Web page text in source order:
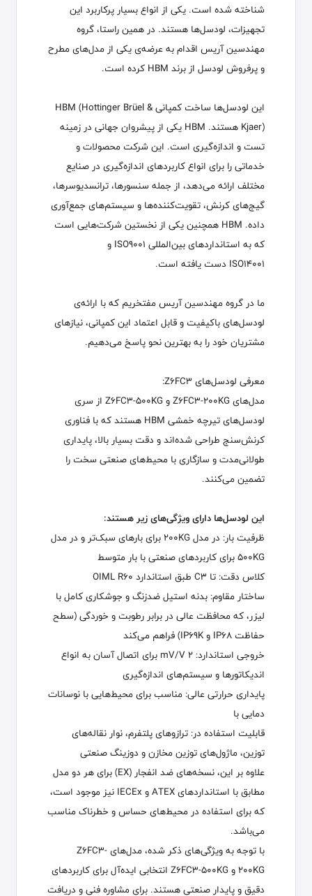
شناخته شده است. یکی از انواع بسیار پرکاربرد این
تجهیزات، لودسل‌ها هستند. در همین راستا، گروه
مهندسین آریس اقدام به عرضه‌ی یکی از مدل‌های مطرح
و پرفروش لودسل از برند HBM کرده است.
این لودسل‌ها ساخت کمپانی HBM (Hottinger Brüel &
Kjaer) هستند. HBM یکی از پیشروان جهانی در زمینه
تست و اندازه‌گیری است. این شرکت محصولات و
خدماتی را برای انواع کاربردهای اندازه‌گیری در صنایع
مختلف ارائه می‌دهد، از جمله سنسورها، ترانسدیوسرها،
گیج‌های کرنش، تقویت‌کننده‌ها و سیستم‌های جمع‌آوری
داده. HBM همچنین یکی از نخستین شرکت‌هایی است
که به استانداردهای بین‌المللی ISO9001 و
ISO14001 دست یافته است.
ما در گروه مهندسین آریس مفتخریم که با ارائه‌ی
لودسل‌های باکیفیت و قابل اعتماد این کمپانی، نیازهای
مشتریان خود را به بهترین نحو پاسخ می‌دهیم.
معرفی لودسل‌های Z6FC3:
مدل‌های Z6FC3-200KG و Z6FC3-500KG از سری
لودسل‌های تیرچه خمشی HBM هستند که با فناوری
کرنش‌سنج طراحی شده‌اند و دقت بسیار بالا، پایداری
طولانی‌مدت و سازگاری با محیط‌های صنعتی سخت را
تضمین می‌کنند.
این لودسل‌ها دارای ویژگی‌های زیر هستند:
ظرفیت بار: در مدل 200KG برای بارهای سبک‌تر و در مدل
500KG برای کاربردهای صنعتی با بار متوسط
کلاس دقت: تا C3 طبق استاندارد OIML R60
ساختار مقاوم: بدنه استیل ضدزنگ و جوشکاری کامل با
لیزر، که محافظت عالی در برابر رطوبت و خوردگی (سطح
حفاظت IP68 و IP69K) فراهم می‌کند
خروجی استاندارد: 2 mV/V برای اتصال آسان به انواع
اندیکاتورها و سیستم‌های اندازه‌گیری
پایداری حرارتی عالی: مناسب برای محیط‌هایی با نوسانات
دمایی با
قابلیت استفاده در: ترازوهای پلتفرم، نوار نقاله‌های
توزین، ماژول‌های توزین مخازن و دوزینگ صنعتی
علاوه بر این، نسخه‌های ضد انفجار (EX) برای هر دو مدل
مطابق با استانداردهای ATEX و IECEx نیز موجود است،
که برای استفاده در محیط‌های حساس و خطرناک مناسب
می‌باشد.
با توجه به ویژگی‌های ذکر شده، مدل‌های Z6FC3-
200KG و Z6FC3-500KG انتخابی ایده‌آل برای کاربردهای
دقیق و پایدار صنعتی هستند. برای مشاوره فنی و دریافت